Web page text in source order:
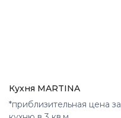
Кухня MARTINA
*приблизительная цена за